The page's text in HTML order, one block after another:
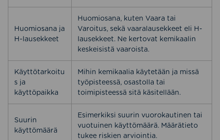
Huomiosana ja
H-lausekkeet
Huomiosana, kuten Vaara tai
Varoitus, sekä vaaralausekkeet eli H-
lausekkeet. Ne kertovat kemikaalin
keskeisistä vaaroista.
Käyttötarkoitu
s ja
käyttöpaikka
Mihin kemikaalia käytetään ja missä
työpisteessä, osastolla tai
toimipisteessä sitä käsitellään.
Suurin
käyttömäärä
Esimerkiksi suurin vuorokautinen tai
vuotuinen käyttömäärä. Määrätieto
tukee riskien arviointia.